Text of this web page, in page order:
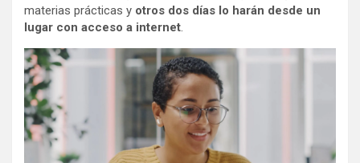
materias prácticas y otros dos días lo harán desde un
lugar con acceso a internet.